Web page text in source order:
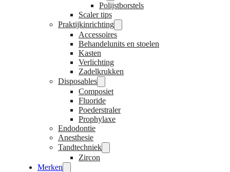
Polijstborstels
Scaler tips
Praktijkinrichting
Accessoires
Behandelunits en stoelen
Kasten
Verlichting
Zadelkrukken
Disposables
Composiet
Fluoride
Poederstraler
Prophylaxe
Endodontie
Anesthesie
Tandtechniek
Zircon
Merken